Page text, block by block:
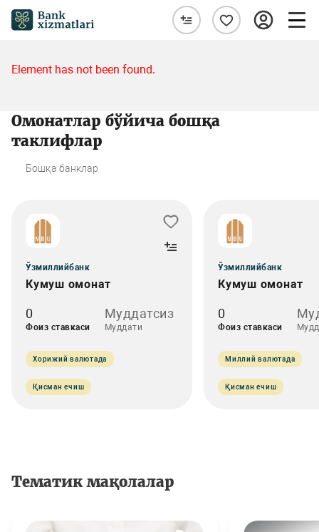
Element has not been found.
Омонатлар бўйича бошқа
таклифлар
Бошқа банклар
Ўзмиллийбанк
Кумуш омонат
0
Фоиз ставкаси
Муддатсиз
Муддати
Хорижий валютада
Қисман ечиш
Ўзмиллийбанк
Кумуш омонат
0
Фоиз ставкаси
Миллий валютада
Қисман ечиш
Тематик мақолалар